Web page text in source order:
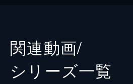
笹原芳子
関連動画/
シリーズ⼀覧